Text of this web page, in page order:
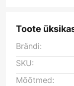
Toote
Brändi:
SKU:
Mõõtmed: